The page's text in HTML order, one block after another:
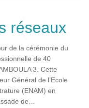
réseaux
de la cérémonie du
de 40
3. Cette
Général de l’Ecole
(ENAM) en
de…